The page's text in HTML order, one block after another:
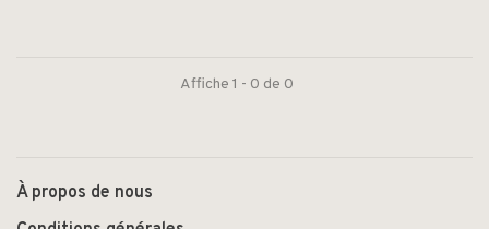
Affiche 1 - 0 de 0
À propos de nous